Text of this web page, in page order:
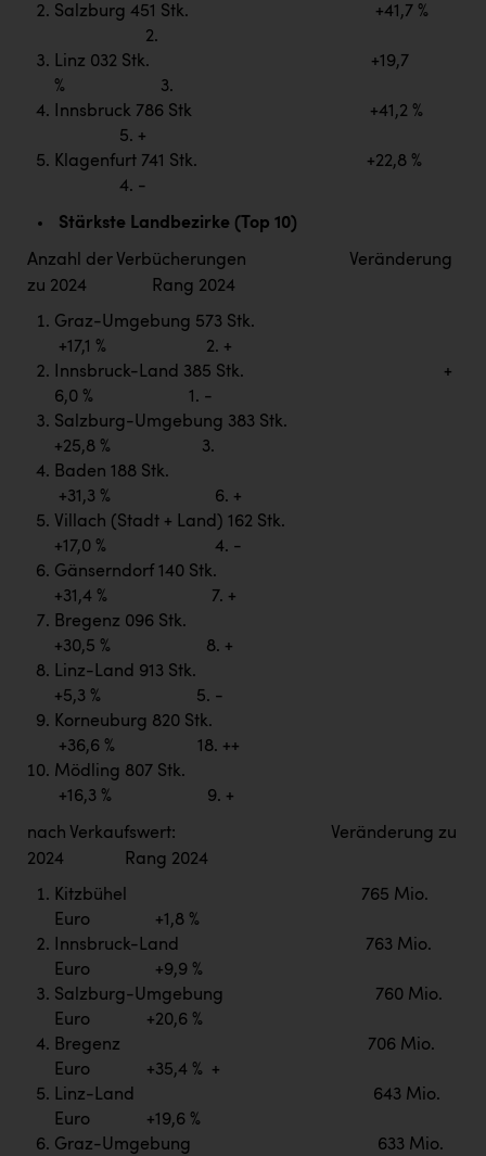
ZULuft - Zukunft Luft Austria
z.l.ö.
Österreichisches Hebammengremium
Wirtschaftskammer OÖ Energiehandel
Dopgas
kunden basics
kontakt
Salzburg 451 Stk. +41,7 %
2.
Linz 032 Stk. +19,7
% 3.
Innsbruck 786 Stk +41,2 %
5. +
Klagenfurt 741 Stk. +22,8 %
4. -
Stärkste Landbezirke (Top 10)
Anzahl der Verbücherungen Veränderung
zu 2024 Rang 2024
Graz-Umgebung 573 Stk.
+17,1 % 2. +
Innsbruck-Land 385 Stk. +
6,0 % 1. -
Salzburg-Umgebung 383 Stk.
+25,8 % 3.
Baden 188 Stk.
+31,3 % 6. +
Villach (Stadt + Land) 162 Stk.
+17,0 % 4. -
Gänserndorf 140 Stk.
+31,4 % 7. +
Bregenz 096 Stk.
+30,5 % 8. +
Linz-Land 913 Stk.
+5,3 % 5. -
Korneuburg 820 Stk.
+36,6 % 18. ++
Mödling 807 Stk.
+16,3 % 9. +
nach Verkaufswert: Veränderung zu
2024 Rang 2024
Kitzbühel 765 Mio.
Euro +1,8 %
Innsbruck-Land 763 Mio.
Euro +9,9 %
Salzburg-Umgebung 760 Mio.
Euro +20,6 %
Bregenz 706 Mio.
Euro +35,4 % +
Linz-Land 643 Mio.
Euro +19,6 %
Graz-Umgebung 633 Mio.